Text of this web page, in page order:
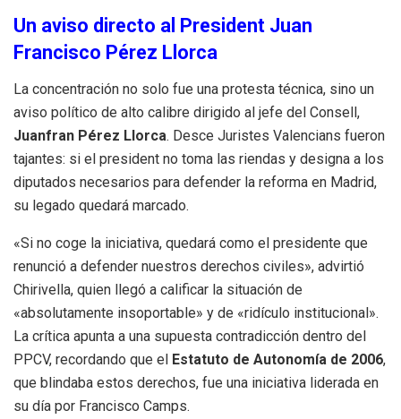
Un aviso directo al President Juan
Francisco Pérez Llorca
La concentración no solo fue una protesta técnica, sino un
aviso político de alto calibre dirigido al jefe del Consell,
Juanfran Pérez Llorca. Desce Juristes Valencians fueron
tajantes: si el president no toma las riendas y designa a los
diputados necesarios para defender la reforma en Madrid,
su legado quedará marcado.
«Si no coge la iniciativa, quedará como el presidente que
renunció a defender nuestros derechos civiles», advirtió
Chirivella, quien llegó a calificar la situación de
«absolutamente insoportable» y de «ridículo institucional».
La crítica apunta a una supuesta contradicción dentro del
PPCV, recordando que el Estatuto de Autonomía de 2006,
que blindaba estos derechos, fue una iniciativa liderada en
su día por Francisco Camps.